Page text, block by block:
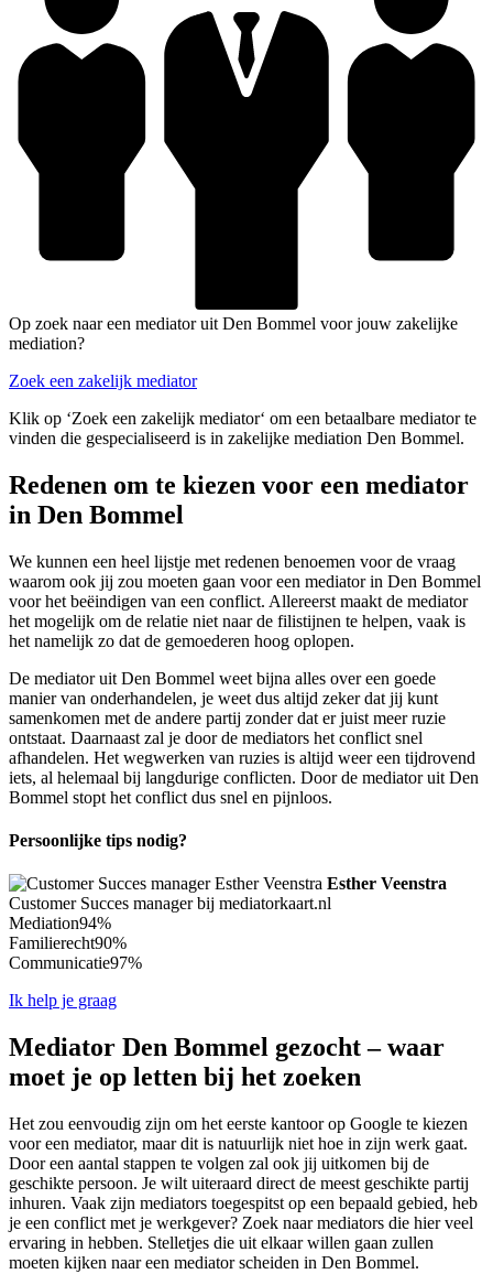
Op zoek naar een mediator uit Den Bommel voor jouw zakelijke
mediation?
Zoek een zakelijk mediator
Klik op ‘Zoek een zakelijk mediator‘ om een betaalbare mediator te
vinden die gespecialiseerd is in zakelijke mediation Den Bommel.
Redenen om te kiezen voor een mediator
in Den Bommel
We kunnen een heel lijstje met redenen benoemen voor de vraag
waarom ook jij zou moeten gaan voor een mediator in Den Bommel
voor het beëindigen van een conflict. Allereerst maakt de mediator
het mogelijk om de relatie niet naar de filistijnen te helpen, vaak is
het namelijk zo dat de gemoederen hoog oplopen.
De mediator uit Den Bommel weet bijna alles over een goede
manier van onderhandelen, je weet dus altijd zeker dat jij kunt
samenkomen met de andere partij zonder dat er juist meer ruzie
ontstaat. Daarnaast zal je door de mediators het conflict snel
afhandelen. Het wegwerken van ruzies is altijd weer een tijdrovend
iets, al helemaal bij langdurige conflicten. Door de mediator uit Den
Bommel stopt het conflict dus snel en pijnloos.
Persoonlijke tips nodig?
Esther Veenstra
Customer Succes manager bij mediatorkaart.nl
Mediation94%
Familierecht90%
Communicatie97%
Ik help je graag
Mediator Den Bommel gezocht – waar
moet je op letten bij het zoeken
Het zou eenvoudig zijn om het eerste kantoor op Google te kiezen
voor een mediator, maar dit is natuurlijk niet hoe in zijn werk gaat.
Door een aantal stappen te volgen zal ook jij uitkomen bij de
geschikte persoon. Je wilt uiteraard direct de meest geschikte partij
inhuren. Vaak zijn mediators toegespitst op een bepaald gebied, heb
je een conflict met je werkgever? Zoek naar mediators die hier veel
ervaring in hebben. Stelletjes die uit elkaar willen gaan zullen
moeten kijken naar een mediator scheiden in Den Bommel.